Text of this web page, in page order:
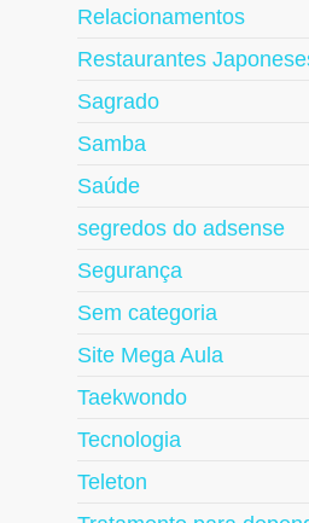
Relacionamentos
Restaurantes
Sagrado
Samba
Saúde
segredos do adsense
Segurança
Sem categoria
Site Mega Aula
Taekwondo
Tecnologia
Teleton